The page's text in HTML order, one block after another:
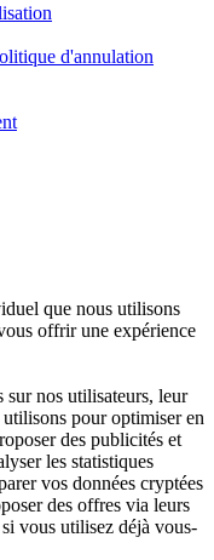
d'annulation
que nous utilisons
offrir une expérience
sur nos utilisateurs, leur
pour optimiser en
des publicités et
les statistiques
vos données cryptées
des offres via leurs
vous utilisez déjà vous-